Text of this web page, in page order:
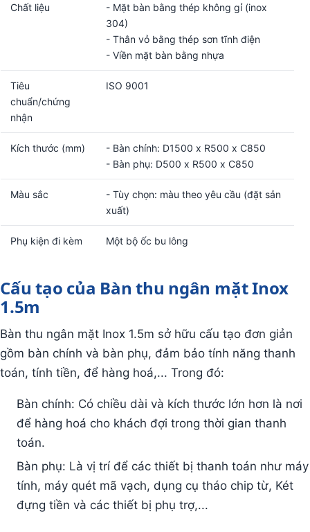
Chất liệu
- Mặt bàn bằng thép không gỉ (inox
304)
- Thân vỏ bằng thép sơn tĩnh điện
- Viền mặt bàn bằng nhựa
Tiêu
chuẩn/chứng
nhận
ISO 9001
Kích thước (mm)
- Bàn chính: D1500 x R500 x C850
- Bàn phụ: D500 x R500 x C850
Màu sắc
- Tùy chọn: màu theo yêu cầu (đặt sản
xuất)
Phụ kiện đi kèm Một bộ ốc bu lông
Cấu tạo của Bàn thu ngân mặt Inox
1.5m
Bàn thu ngân mặt Inox 1.5m sở hữu cấu tạo đơn giản
gồm bàn chính và bàn phụ, đảm bảo tính năng thanh
toán, tính tiền, để hàng hoá,... Trong đó:
Bàn chính: Có chiều dài và kích thước lớn hơn là nơi
để hàng hoá cho khách đợi trong thời gian thanh
toán.
Bàn phụ: Là vị trí để các thiết bị thanh toán như máy
tính, máy quét mã vạch, dụng cụ tháo chip từ, Két
đựng tiền và các thiết bị phụ trợ,...